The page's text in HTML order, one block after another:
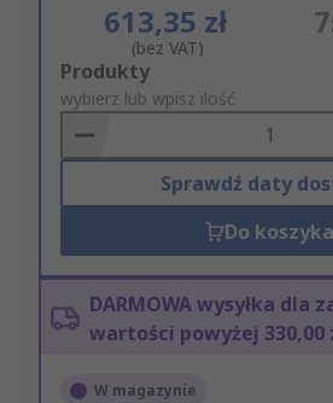
613,35 zł
(bez VAT)
Add
to
Basket
Produkty
wybierz lub wpisz ilość
Sprawdź daty
Do koszyka
DARMOWA wysyłka dla
wartości powyżej 330,00
W magazynie